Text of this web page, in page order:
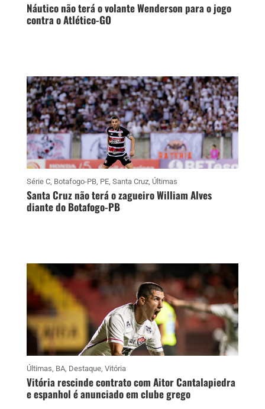
Náutico não terá o volante Wenderson para o jogo
contra o Atlético-GO
Série C, Botafogo-PB, PE, Santa Cruz, Últimas
Santa Cruz não terá o zagueiro William Alves
diante do Botafogo-PB
Últimas, BA, Destaque, Vitória
Vitória rescinde contrato com Aitor Cantalapiedra
e espanhol é anunciado em clube grego